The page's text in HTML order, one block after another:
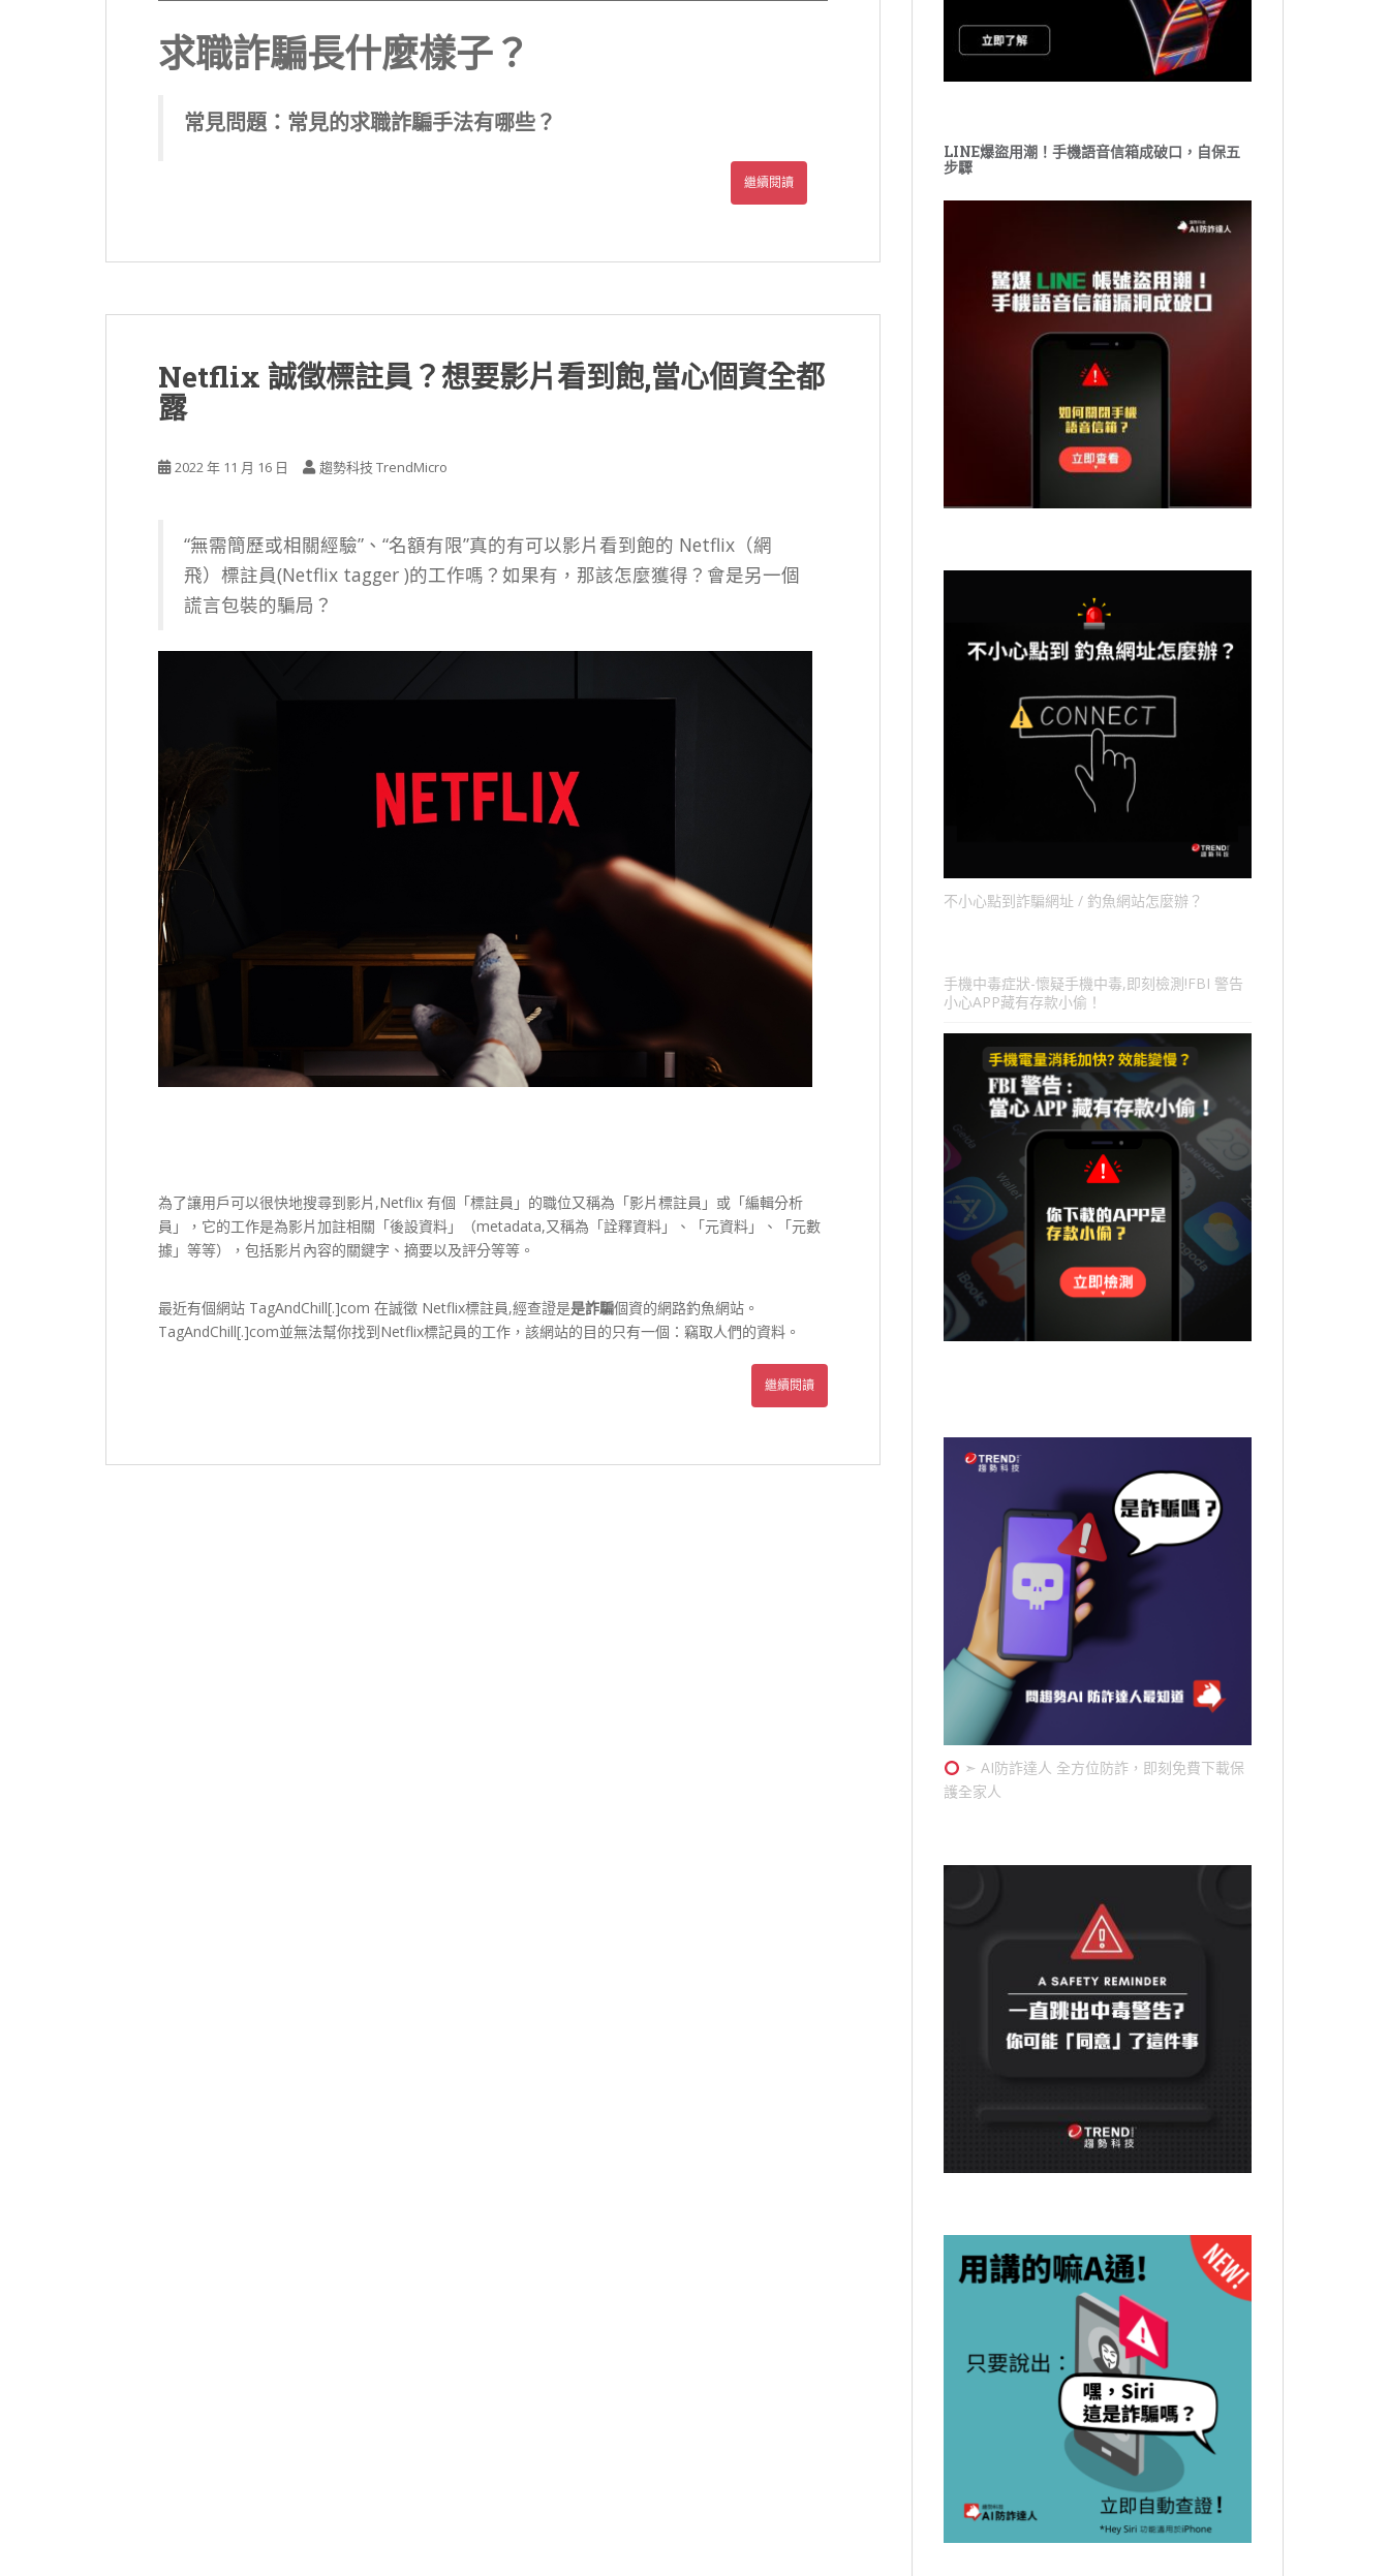
求職詐騙長什麼樣子？
常見問題：常見的求職詐騙手法有哪些？
繼續閱讀
Netflix 誠徵標註員？想要影片看到飽,當心個資全都
露
2022 年 11 月 16 日 趨勢科技 TrendMicro
“無需簡歷或相關經驗”、“名額有限”真的有可以影片看到飽的 Netflix（網
飛）標註員(Netflix tagger )的工作嗎？如果有，那該怎麼獲得？會是另一個
謊言包裝的騙局？
為了讓用戶可以很快地搜尋到影片,Netflix 有個「標註員」的職位又稱為「影片標註員」或「編輯分析
員」，它的工作是為影片加註相關「後設資料」（metadata,又稱為「詮釋資料」、「元資料」、「元數
據」等等），包括影片內容的關鍵字、摘要以及評分等等。
最近有個網站 TagAndChill[.]com 在誠徵 Netflix標註員,經查證是是詐騙個資的網路釣魚網站。
TagAndChill[.]com並無法幫你找到Netflix標記員的工作，該網站的目的只有一個：竊取人們的資料。
繼續閱讀
LINE爆盜用潮！手機語音信箱成破口，自保五
步驟
不小心點到詐騙網址 / 釣魚網站怎麼辦？
手機中毒症狀-懷疑手機中毒,即刻檢測!FBI 警告
小心APP藏有存款小偷！
➣ AI防詐達人 全方位防詐，即刻免費下載保
護全家人